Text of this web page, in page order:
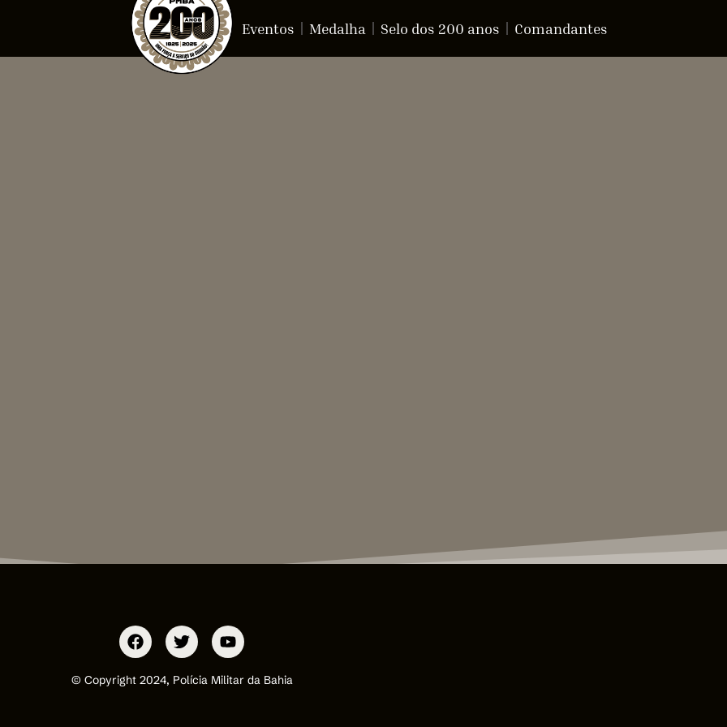
Eventos Medalha Selo dos 200 anos Comandantes
© Copyright 2024, Polícia Militar da Bahia